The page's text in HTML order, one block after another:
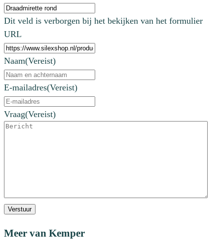
Dit veld is verborgen bij het bekijken van het formulier
URL
Naam(Vereist)
E-mailadres(Vereist)
Vraag(Vereist)
Verstuur
Meer van Kemper